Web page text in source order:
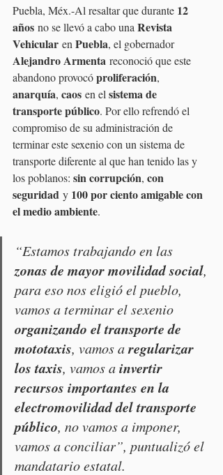
Puebla, Méx.-Al resaltar que durante 12
años no se llevó a cabo una Revista
Vehicular en Puebla, el gobernador
Alejandro Armenta reconoció que este
abandono provocó proliferación,
anarquía, caos en el sistema de
transporte público. Por ello refrendó el
compromiso de su administración de
terminar este sexenio con un sistema de
transporte diferente al que han tenido las y
los poblanos: sin corrupción, con
seguridad y 100 por ciento amigable con
el medio ambiente.
“Estamos trabajando en las
zonas de mayor movilidad social,
para eso nos eligió el pueblo,
vamos a terminar el sexenio
organizando el transporte de
mototaxis, vamos a regularizar
los taxis, vamos a invertir
recursos importantes en la
electromovilidad del transporte
público, no vamos a imponer,
vamos a conciliar”, puntualizó el
mandatario estatal.